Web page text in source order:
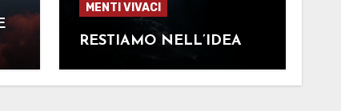
MENTI VIVACI
RESTIAMO NELL’IDEA